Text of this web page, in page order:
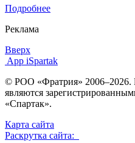
Подробнее
Реклама
Вверх
App iSpartak
© РОО «Фратрия» 2006–2026.
являются
«Спартак».
Карта сайта
Раскрутка сайта: